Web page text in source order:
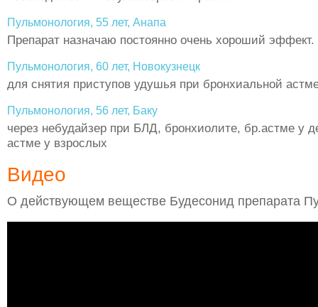
Пульмонология, 55 лет, Анапа
Препарат назначаю постоянно очень хороший эффект.
Пульмонология, 60 лет, Новокузнецк
для снятия приступов удушья при бронхиальной
Пульмонология, 56 лет, Баку
через небудайзер при БЛД, бронхиолите, бр.астме у
астме у взрослых
Видео
О действующем веществе Будесонид препарата